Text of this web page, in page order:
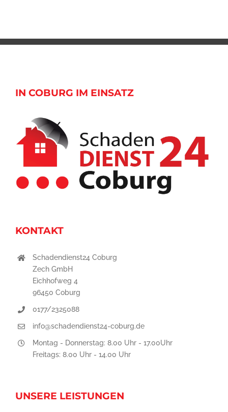
IN COBURG IM EINSATZ
KONTAKT
Schadendienst24 Coburg
Zech GmbH
Eichhofweg 4
96450 Coburg
0177/2325088
info@schadendienst24-coburg.de
Montag - Donnerstag: 8.00 Uhr - 17.00Uhr
Freitags: 8.00 Uhr - 14.00 Uhr
UNSERE LEISTUNGEN